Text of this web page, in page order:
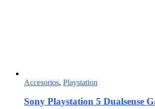
Accesorios, Playstation
Sony Playstation 5 Dualsense